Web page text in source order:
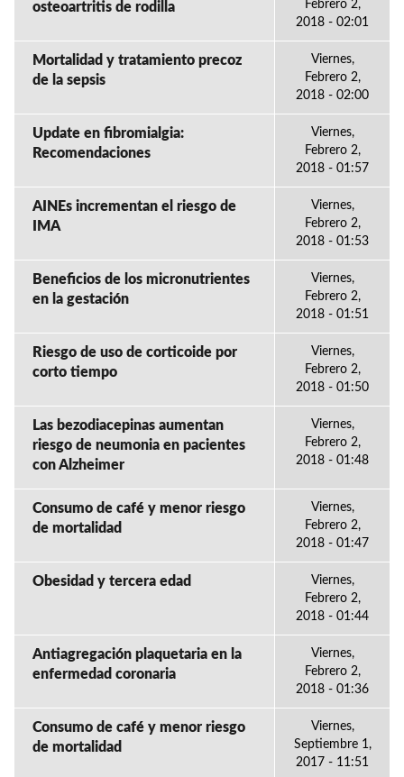
osteoartritis de rodilla
Febrero 2,
2018 - 02:01
Mortalidad y tratamiento precoz
de la sepsis
Viernes,
Febrero 2,
2018 - 02:00
Update en fibromialgia:
Recomendaciones
Viernes,
Febrero 2,
2018 - 01:57
AINEs incrementan el riesgo de
IMA
Viernes,
Febrero 2,
2018 - 01:53
Beneficios de los micronutrientes
en la gestación
Viernes,
Febrero 2,
2018 - 01:51
Riesgo de uso de corticoide por
corto tiempo
Viernes,
Febrero 2,
2018 - 01:50
Las bezodiacepinas aumentan
riesgo de neumonia en pacientes
con Alzheimer
Viernes,
Febrero 2,
2018 - 01:48
Consumo de café y menor riesgo
de mortalidad
Viernes,
Febrero 2,
2018 - 01:47
Obesidad y tercera edad
Viernes,
Febrero 2,
2018 - 01:44
Antiagregación plaquetaria en la
enfermedad coronaria
Viernes,
Febrero 2,
2018 - 01:36
Consumo de café y menor riesgo
de mortalidad
Viernes,
Septiembre 1,
2017 - 11:51